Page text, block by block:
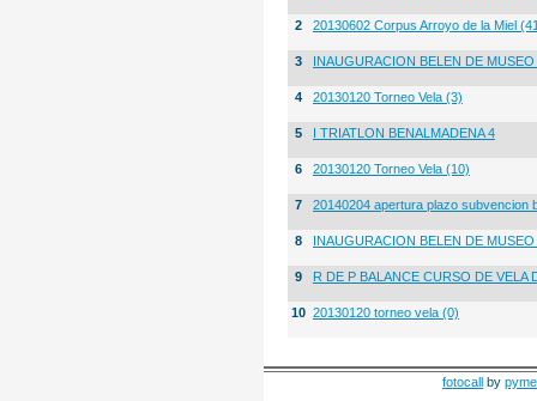
2 20130602 Corpus Arroyo de la Miel
3 INAUGURACION BELEN DE
4 20130120 Torneo Vela (3)
5 I TRIATLON BENALMADENA 4
6 20130120 Torneo Vela (10)
7 20140204 apertura plazo subvencion
8 INAUGURACION BELEN DE
9 R DE P BALANCE CURSO DE VELA
10 20130120 torneo vela (0)
fotocall by